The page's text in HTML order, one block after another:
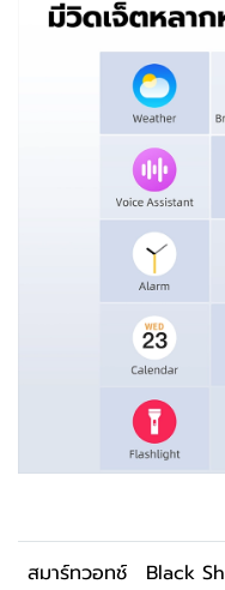
สมาร์ทวอทช์ Black